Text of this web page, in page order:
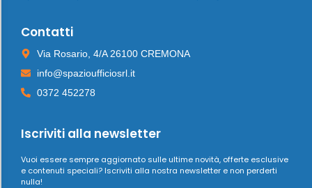
Contatti
Via Rosario, 4/A 26100 CREMONA
info@spazioufficiosrl.it
0372 452278
Iscriviti alla newsletter
Vuoi essere sempre aggiornato sulle ultime novità, offerte esclusive
e contenuti speciali? Iscriviti alla nostra newsletter e non perderti
nulla!